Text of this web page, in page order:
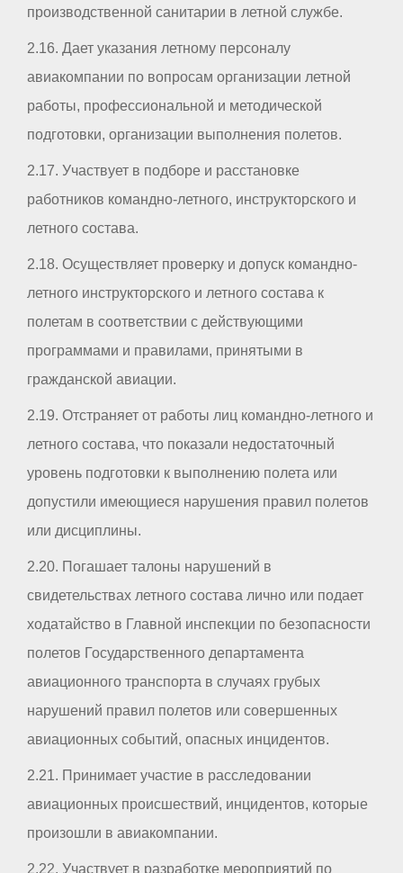
производственной санитарии в летной службе.
2.16. Дает указания летному персоналу
авиакомпании по вопросам организации летной
работы, профессиональной и методической
подготовки, организации выполнения полетов.
2.17. Участвует в подборе и расстановке
работников командно-летного, инструкторского и
летного состава.
2.18. Осуществляет проверку и допуск командно-
летного инструкторского и летного состава к
полетам в соответствии с действующими
программами и правилами, принятыми в
гражданской авиации.
2.19. Отстраняет от работы лиц командно-летного и
летного состава, что показали недостаточный
уровень подготовки к выполнению полета или
допустили имеющиеся нарушения правил полетов
или дисциплины.
2.20. Погашает талоны нарушений в
свидетельствах летного состава лично или подает
ходатайство в Главной инспекции по безопасности
полетов Государственного департамента
авиационного транспорта в случаях грубых
нарушений правил полетов или совершенных
авиационных событий, опасных инцидентов.
2.21. Принимает участие в расследовании
авиационных происшествий, инцидентов, которые
произошли в авиакомпании.
2.22. Участвует в разработке мероприятий по